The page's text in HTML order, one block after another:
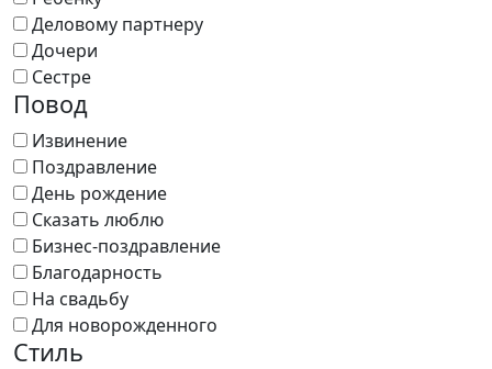
Деловому партнеру
Дочери
Сестре
Повод
Извинение
Поздравление
День рождение
Сказать люблю
Бизнес-поздравление
Благодарность
На свадьбу
Для новорожденного
Стиль